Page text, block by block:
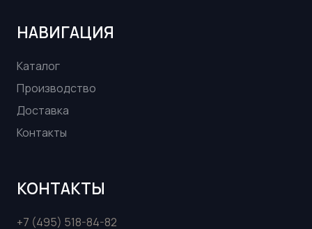
НАВИГАЦИЯ
Каталог
Производство
Доставка
Контакты
КОНТАКТЫ
+7 (495) 518-84-82